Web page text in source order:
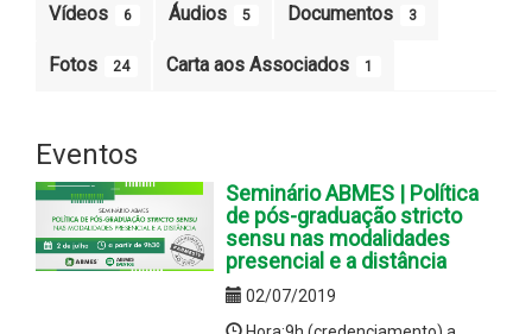
Vídeos 6 Áudios 5 Documentos 3
Fotos 24 Carta aos Associados 1
Eventos
Seminário ABMES | Política
de pós-graduação stricto
sensu nas modalidades
presencial e a distância
02/07/2019